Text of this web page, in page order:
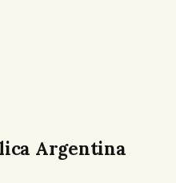
Argentina